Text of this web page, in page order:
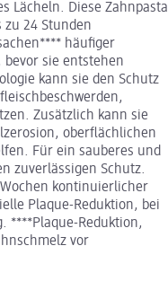
Lächeln. Diese Zahnpasta
24 Stunden
häufiger
bevor sie entstehen
kann sie den Schutz
Zusätzlich kann sie
oberflächlichen
Für ein sauberes und
zuverlässigen Schutz.
kontinuierlicher
Plaque-Reduktion, bei
****Plaque-Reduktion,
vor